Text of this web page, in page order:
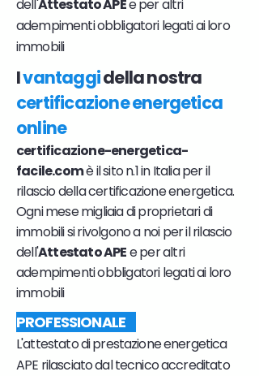
dell'Attestato APEe per altri
adempimenti obbligatori legati ai loro
immobili
Ivantaggidella nostra
certificazione energetica
online
certificazione-energetica-
facile.comè il sito n.1 in Italia per il
rilascio della certificazione energetica.
Ogni mese migliaia di proprietari di
immobili si rivolgono a noi per il rilascio
dell'Attestato APEe per altri
adempimenti obbligatori legati ai loro
immobili
PROFESSIONALE
L'attestato di prestazione energetica
APE rilasciato dal tecnico accreditato